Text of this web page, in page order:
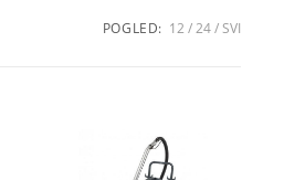
POGLED: 12 24 SVI